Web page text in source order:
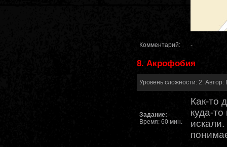
Комментарий: -
8. Акрофобия
Уровень сложности: 2.
Задание:
Время: 60 мин.
Как-то
куда-